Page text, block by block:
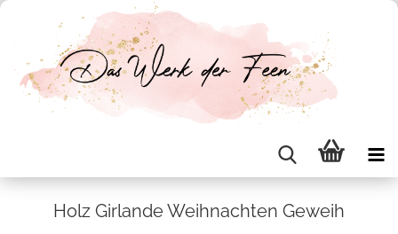
Holz Gir­lan­de Weih­nach­ten Ge­weih